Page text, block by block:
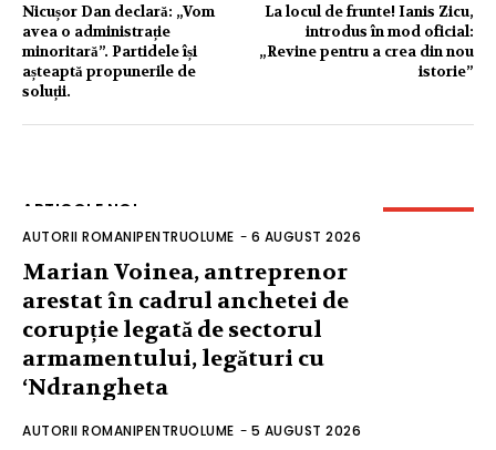
Nicușor Dan declară: „Vom
avea o administrație
minoritară”. Partidele își
așteaptă propunerile de
soluții.
La locul de frunte! Ianis Zicu,
introdus în mod oficial:
„Revine pentru a crea din nou
istorie”
ARTICOLE NOI
AUTORII ROMANIPENTRUOLUME - 6 AUGUST 2026
Marian Voinea, antreprenor
arestat în cadrul anchetei de
corupție legată de sectorul
armamentului, legături cu
‘Ndrangheta
AUTORII ROMANIPENTRUOLUME - 5 AUGUST 2026